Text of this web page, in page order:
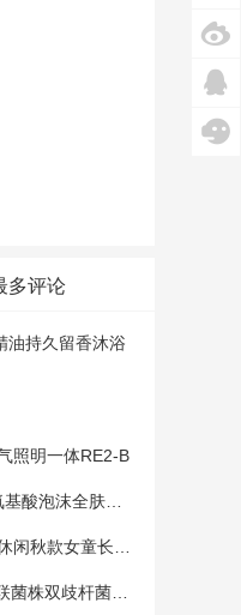
多评论
油持久留香沐浴
照明一体RE2-B